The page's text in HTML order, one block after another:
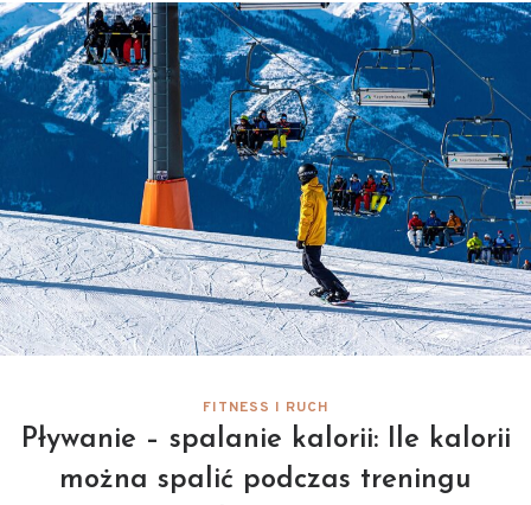
FITNESS I RUCH
Pływanie – spalanie kalorii: Ile kalorii
można spalić podczas treningu